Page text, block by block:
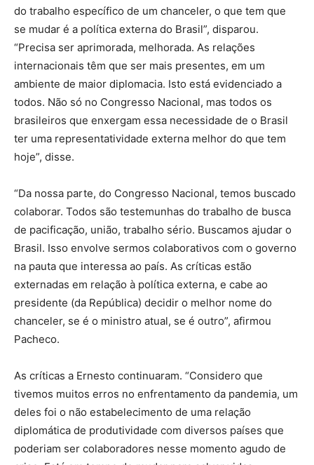
do trabalho específico de um chanceler, o que tem que
se mudar é a política externa do Brasil”, disparou.
“Precisa ser aprimorada, melhorada. As relações
internacionais têm que ser mais presentes, em um
ambiente de maior diplomacia. Isto está evidenciado a
todos. Não só no Congresso Nacional, mas todos os
brasileiros que enxergam essa necessidade de o Brasil
ter uma representatividade externa melhor do que tem
hoje”, disse.
“Da nossa parte, do Congresso Nacional, temos buscado
colaborar. Todos são testemunhas do trabalho de busca
de pacificação, união, trabalho sério. Buscamos ajudar o
Brasil. Isso envolve sermos colaborativos com o governo
na pauta que interessa ao país. As críticas estão
externadas em relação à política externa, e cabe ao
presidente (da República) decidir o melhor nome do
chanceler, se é o ministro atual, se é outro”, afirmou
Pacheco.
As críticas a Ernesto continuaram. “Considero que
tivemos muitos erros no enfrentamento da pandemia, um
deles foi o não estabelecimento de uma relação
diplomática de produtividade com diversos países que
poderiam ser colaboradores nesse momento agudo de